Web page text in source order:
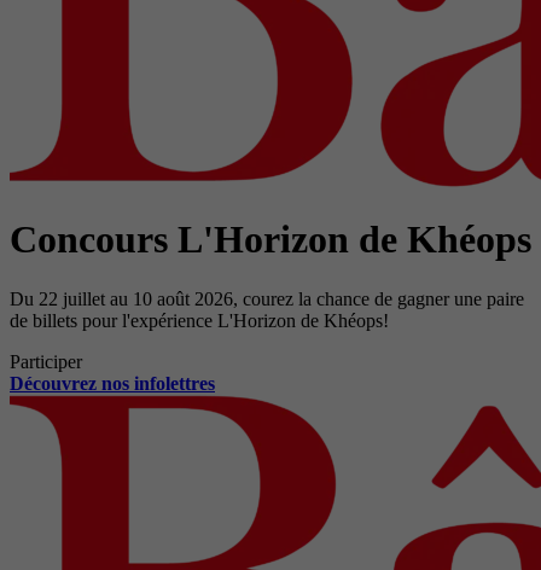
Concours L'Horizon de Khéops
Du 22 juillet au 10 août 2026, courez la chance de gagner une paire
de billets pour l'expérience L'Horizon de Khéops!
Participer
Découvrez nos infolettres